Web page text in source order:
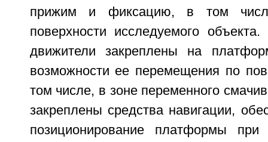
прижим и фиксацию, в том
поверхности исследуемого объекта.
движители закреплены на
возможности ее перемещения по
том числе, в зоне переменного
закреплены средства навигации,
позиционирование платформы при